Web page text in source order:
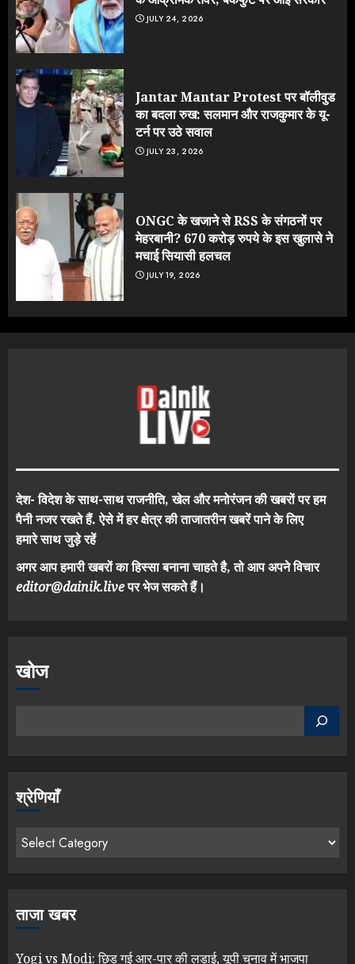
JULY 24, 2026
Jantar Mantar Protest पर बॉलीवुड
का बदला रुख: सलमान और राजकुमार के यू-
टर्न पर उठे सवाल
JULY 23, 2026
ONGC के खजाने से RSS के संगठनों पर
मेहरबानी? 670 करोड़ रुपये के इस खुलासे ने
मचाई सियासी हलचल
JULY 19, 2026
देश- विदेश के साथ-साथ राजनीति, खेल और मनोरंजन की खबरों पर हम
पैनी नजर रखते हैं. ऐसे में हर क्षेत्र की ताजातरीन खबरें पाने के लिए
हमारे साथ जुड़े रहें
अगर आप हमारी खबरों का हिस्सा बनाना चाहते है, तो आप अपने विचार
editor@dainik.liveपर भेज सकते हैं।
खोज
श्रेणियाँ
ताजा खबर
Yogi vs Modi: छिड़ गई आर-पार की लड़ाई, यूपी चुनाव में भाजपा